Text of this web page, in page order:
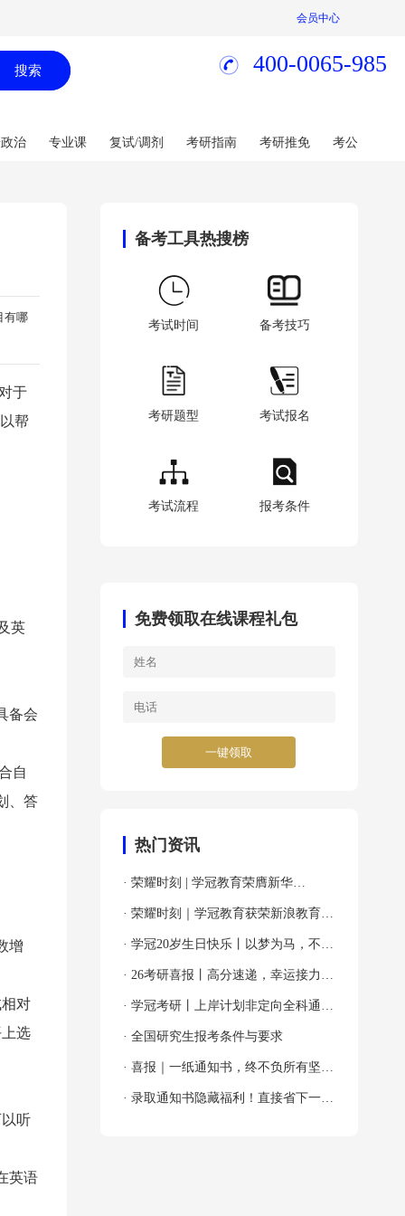
会员中心
搜索 400-0065-985
治 专业课 复试/调剂 考研指南 考研推免 考公
有哪
于
帮
英
备会
自
、答
增
对
选
听
英语
备考工具热搜榜
考试时间 备考技巧
考研题型 考试报名
考试流程 报考条件
免费领取在线课程礼包
一键领取
热门资讯
· 荣耀时刻 | 学冠教育荣膺新华
网“2024年度全国教育先锋品牌优秀案
例”殊荣！
· 荣耀时刻｜学冠教育获荣新浪教育
2024年度考研教育领导力品牌！
· 学冠20岁生日快乐丨以梦为马，不负
韶华！
· 26考研喜报丨高分速递，幸运接力，
吸欧气啦～
· 学冠考研丨上岸计划非定向全科通关
班
· 全国研究生报考条件与要求
· 喜报｜一纸通知书，终不负所有坚持
与奔赴！
· 录取通知书隐藏福利！直接省下一大